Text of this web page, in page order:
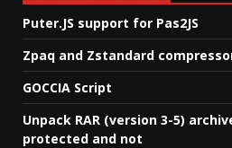
Puter.JS support for Pas2JS
Zpaq and Zstandard
GOCCIA Script
Unpack RAR (version 3-5)
protected and not